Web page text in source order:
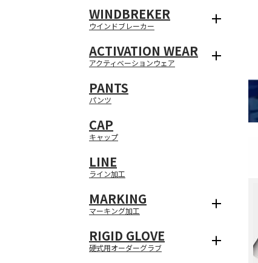
WINDBREKER
ウインドブレーカー
ACTIVATION WEAR
アクティベーションウェア
PANTS
パンツ
CAP
キャップ
LINE
ライン加工
MARKING
マーキング加工
RIGID GLOVE
硬式用オーダーグラブ